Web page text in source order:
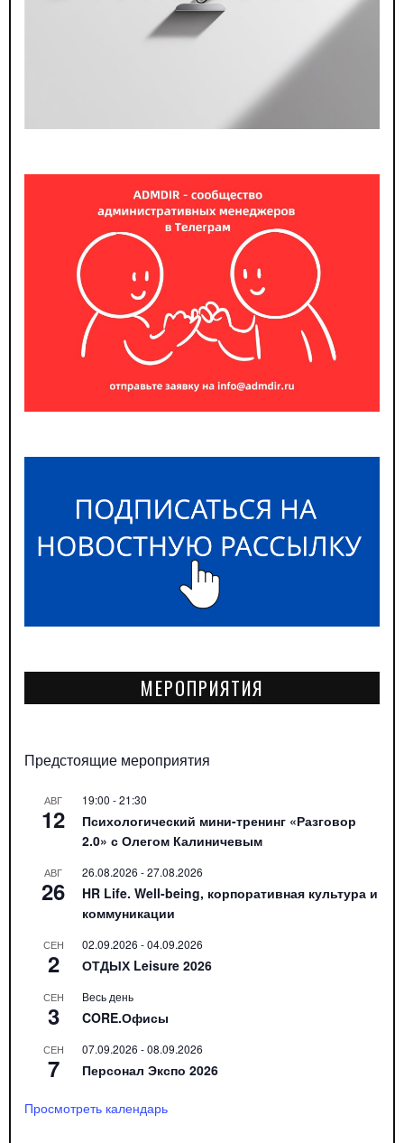
МЕРОПРИЯТИЯ
Предстоящие мероприятия
АВГ
12
19:00 -21:30
Психологический мини-тренинг «Разговор
2.0» с Олегом Калиничевым
АВГ
26
26.08.2026 -27.08.2026
HR Life. Well-being, корпоративная культура и
коммуникации
СЕН
2
02.09.2026 -04.09.2026
ОТДЫХ Leisure 2026
СЕН
3
Весь день
CORE.Офисы
СЕН
7
07.09.2026 -08.09.2026
Персонал Экспо 2026
Просмотреть календарь